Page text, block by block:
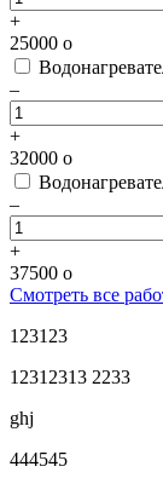
+
25000 o
–
+
32000 o
–
+
37500 o
Смотреть все
123123
12312313 2233
ghj
444545